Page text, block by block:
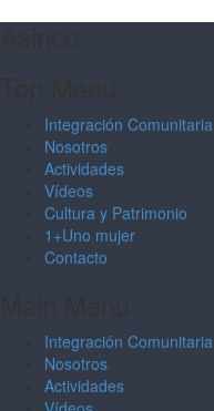
Integración Comunitaria
Nosotros
Actividades
Vídeos
Cultura y Patrimonio
1+Uno mujer
Contacto
Integración Comunitaria
Nosotros
Actividades